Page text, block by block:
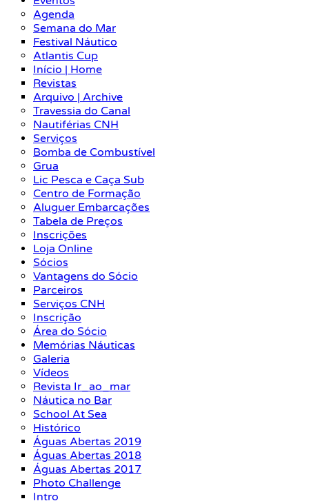
Agenda
Semana do Mar
Festival Náutico
Atlantis Cup
Início | Home
Revistas
Arquivo | Archive
Travessia do Canal
Nautiférias CNH
Serviços
Bomba de Combustível
Grua
Lic Pesca e Caça Sub
Centro de Formação
Aluguer Embarcações
Tabela de Preços
Inscrições
Loja Online
Sócios
Vantagens do Sócio
Parceiros
Serviços CNH
Inscrição
Área do Sócio
Memórias Náuticas
Galeria
Vídeos
Revista Ir_ao_mar
Náutica no Bar
School At Sea
Histórico
Águas Abertas 2019
Águas Abertas 2018
Águas Abertas 2017
Photo Challenge
Intro